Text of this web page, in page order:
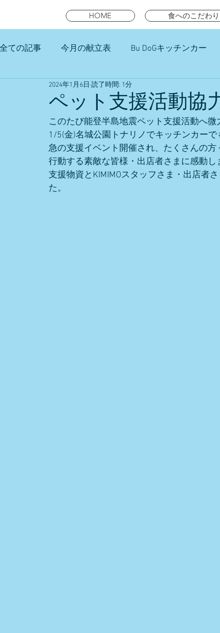
HOME 食へのこだわり
全ての記事 今月の献立表 Bu DoGキッチンカー
未就園児スマイルキッズランチ
ペット支援活動協
2024年1月6日 読了時間: 1分
このたび能登半島地震ペット支援活動へ
1/5(金)名城公園トナリノでキッチンカー
急の支援イベント開催され、たくさんの
行動する素敵な皆様・出店者さまに感動し
支援物資とKIMIMOスタッフさま・出店者
た。